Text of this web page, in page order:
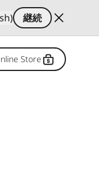
継続
Store